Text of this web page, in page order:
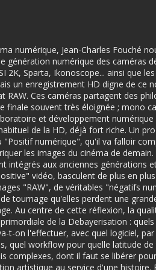
numérique, Jean-Charles Fouché
génération numérique des caméras
2K, Sparta, Ikonoscope... ainsi que
un enregistrement HD digne de ce
RAW. Ces caméras partagent des
finale souvent très éloignée ; mono
et développement numérique
de la HD, déjà fort riche. Un
numérique", qu'il va falloir
les images du cinéma de demain.
intégrés aux anciennes générations
vidéo, basculent de plus en
"RAW", de véritables "négatifs
tournage qu'elles perdent une
Au centre de cette réflexion, la
de la Debayerisation :
t-on l'effectuer, avec quel logiciel, par
quel workflow pour quelle latitude de
complexes, dont il faut se libérer
artistique au service d'une histoire.